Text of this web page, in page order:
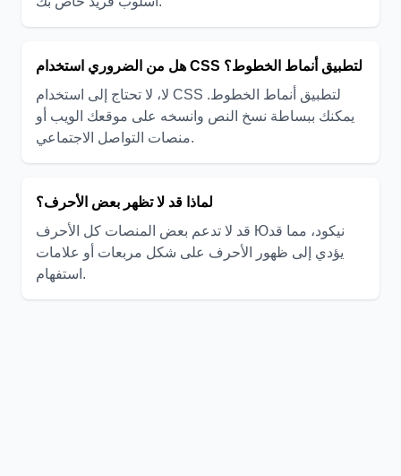
هل من الضروري استخدام CSS لتطبيق أنماط الخطوط؟
لا، لا تحتاج إلى استخدام CSS لتطبيق أنماط الخطوط.
يمكنك ببساطة نسخ النص وانسخه على موقعك الويب أو
منصات التواصل الاجتماعي.
لماذا قد لا تظهر بعض الأحرف؟
قد لا تدعم بعض المنصات كل الأحرف Юنيكود، مما قد
يؤدي إلى ظهور الأحرف على شكل مربعات أو علامات
استفهام.